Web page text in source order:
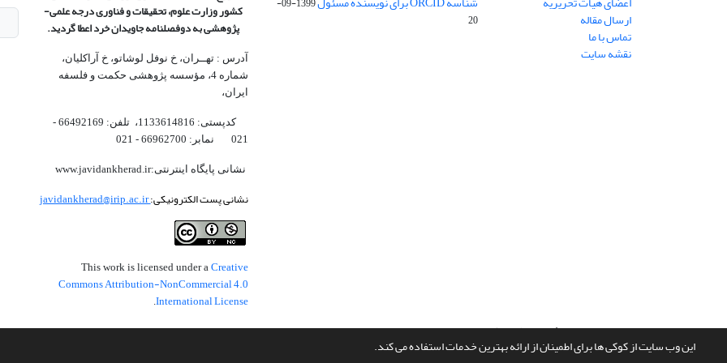
این وب سایت از کوکی ها برای اطمینان از ارائه بهترین خدمات استفاده می کند.
ارسال مقاله
تماس با ما
نقشه سایت
20
کشور وزارت علوم، تحقیقات و فناوری درجه علمی‌-
پژوهشیبه دوفصلنامه جاویدان خرد اعطا گردید.
آدرس : تهــران، خ نوفل لوشاتو، خ آراکلیان،
شماره 4،‌ مؤسسه پژوهشی حکمت و فلسفه
ایران،‌
کدپستی: 1133614816، تلفن: 66492169 -
021 نمابر: 66962700 - 021
نشانی پایگاه اینترنتی:www.javidankherad.ir
نشانی پست الکترونیکی:javidankherad@irip.ac.ir
This work is licensed under aCreative
Commons Attribution-NonCommercial 4.0
International License
.
سامانه مدیریت نشریات علمی.طراحی و پیاده سازی ازسیناوب